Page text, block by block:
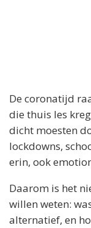
De coronatijd
die thuis les
dicht moesten
lockdowns,
erin, ook
Daarom is het
willen weten:
alternatief, en